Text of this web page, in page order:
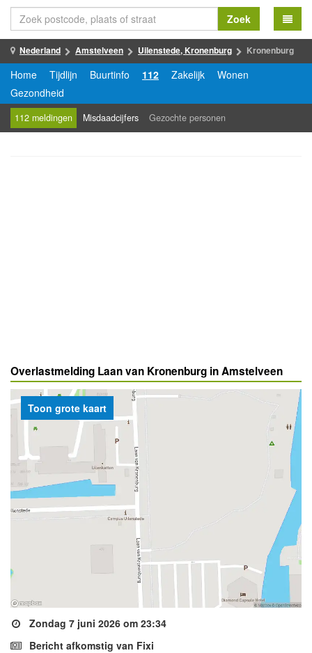
Zoek
Nederland Amstelveen Uilenstede, Kronenburg Kronenburg
Home Tijdlijn Buurtinfo 112 Zakelijk
Wonen
Gezondheid
112 meldingen Misdaadcijfers Gezochte personen
Overlastmelding Laan van Kronenburg in Amstelveen
Zondag 7 juni 2026 om 23:34
Bericht afkomstig van Fixi
Toon grote kaart